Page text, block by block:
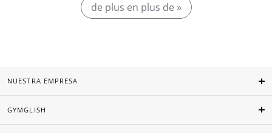
de plus en plus de »
NUESTRA EMPRESA
GYMGLISH